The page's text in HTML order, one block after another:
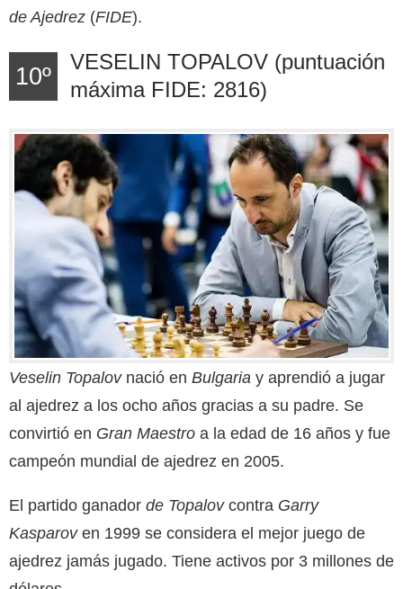
de Ajedrez (FIDE).
10º
VESELIN TOPALOV (puntuación
máxima FIDE: 2816)
Veselin Topalovnació en Bulgaria y aprendió a jugar
al ajedrez a los ocho años gracias a su padre. Se
convirtió en Gran Maestro a la edad de 16 años y fue
campeón mundial de ajedrez en 2005.
El partido ganador de Topalovcontra Garry
Kasparoven 1999 se considera el mejor juego de
ajedrez jamás jugado. Tiene activos por 3 millones de